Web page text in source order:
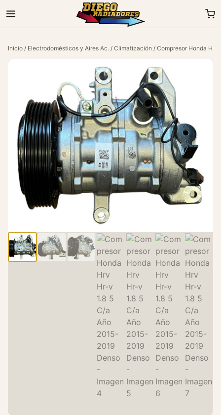
Inicio / Electrodomésticos y Aires Ac. / Climatización / Compresor Honda